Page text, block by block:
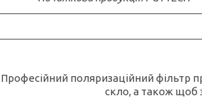
Професійний поляризаційний фільтр
скло, а також щоб